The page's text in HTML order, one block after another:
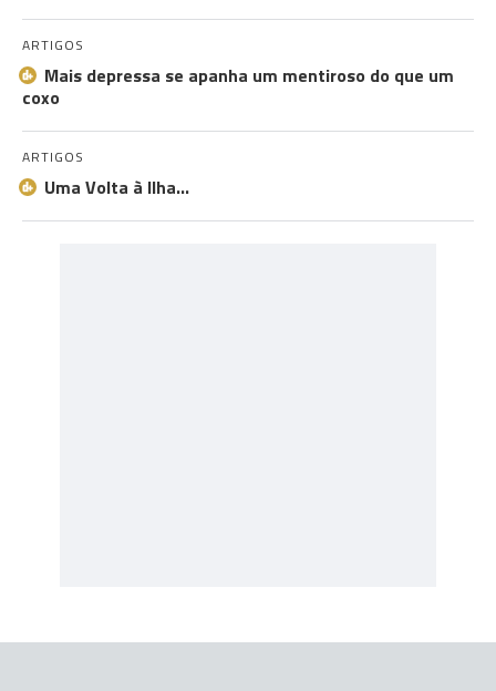
ARTIGOS
Mais depressa se apanha um mentiroso do que um
coxo
ARTIGOS
Uma Volta à Ilha…